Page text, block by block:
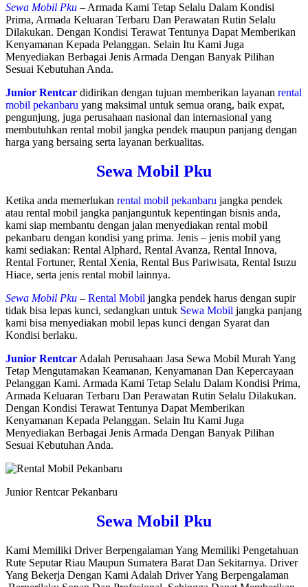
Sewa Mobil Pku – Armada Kami Tetap Selalu Dalam Kondisi
Prima, Armada Keluaran Terbaru Dan Perawatan Rutin Selalu
Dilakukan. Dengan Kondisi Terawat Tentunya Dapat Memberikan
Kenyamanan Kepada Pelanggan. Selain Itu Kami Juga
Menyediakan Berbagai Jenis Armada Dengan Banyak Pilihan
Sesuai Kebutuhan Anda.
Junior Rentcar didirikan dengan tujuan memberikan layanan rental
mobil pekanbaru yang maksimal untuk semua orang, baik expat,
pengunjung, juga perusahaan nasional dan internasional yang
membutuhkan rental mobil jangka pendek maupun panjang dengan
harga yang bersaing serta layanan berkualitas.
Sewa Mobil Pku
Ketika anda memerlukan rental mobil pekanbaru jangka pendek
atau rental mobil jangka panjanguntuk kepentingan bisnis anda,
kami siap membantu dengan jalan menyediakan rental mobil
pekanbaru dengan kondisi yang prima. Jenis – jenis mobil yang
kami sediakan: Rental Alphard, Rental Avanza, Rental Innova,
Rental Fortuner, Rental Xenia, Rental Bus Pariwisata, Rental Isuzu
Hiace, serta jenis rental mobil lainnya.
Sewa Mobil Pku – Rental Mobil jangka pendek harus dengan supir
tidak bisa lepas kunci, sedangkan untuk Sewa Mobil jangka panjang
kami bisa menyediakan mobil lepas kunci dengan Syarat dan
Kondisi berlaku.
Junior Rentcar Adalah Perusahaan Jasa Sewa Mobil Murah Yang
Tetap Mengutamakan Keamanan, Kenyamanan Dan Kepercayaan
Pelanggan Kami. Armada Kami Tetap Selalu Dalam Kondisi Prima,
Armada Keluaran Terbaru Dan Perawatan Rutin Selalu Dilakukan.
Dengan Kondisi Terawat Tentunya Dapat Memberikan
Kenyamanan Kepada Pelanggan. Selain Itu Kami Juga
Menyediakan Berbagai Jenis Armada Dengan Banyak Pilihan
Sesuai Kebutuhan Anda.
Junior Rentcar Pekanbaru
Sewa Mobil Pku
Kami Memiliki Driver Berpengalaman Yang Memiliki Pengetahuan
Rute Seputar Riau Maupun Sumatera Barat Dan Sekitarnya. Driver
Yang Bekerja Dengan Kami Adalah Driver Yang Berpengalaman